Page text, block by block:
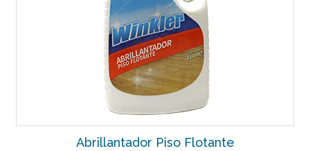
Abrillantador Piso Flotante